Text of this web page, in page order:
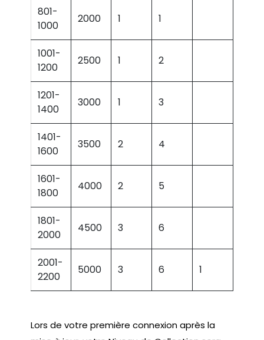
801-
1000
2000 1 1
1001-
1200
2500 1 2
1201-
1400
3000 1 3
1401-
1600
3500 2 4
1601-
1800
4000 2 5
1801-
2000
4500 3 6
2001-
2200
5000 3 6 1
Lors de votre première connexion après la